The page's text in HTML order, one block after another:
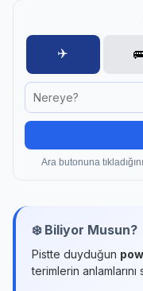
✈️
Ara butonuna
❄️ Biliyor Musun?
Pistte duyduğun
terimlerin